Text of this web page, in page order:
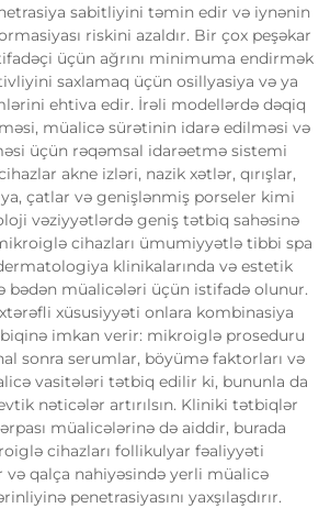
sabitliyini təmin edir və iynənin
riskini azaldır. Bir çox peşəkar
üçün ağrını minimuma endirmək
saxlamaq üçün osillyasiya və ya
ehtiva edir. İrəli modellərdə dəqiq
müalicə sürətinin idarə edilməsi və
üçün rəqəmsal idarəetmə sistemi
akne izləri, nazik xətlər, qırışlar,
çatlar və genişlənmiş porseler kimi
vəziyyətlərdə geniş tətbiq sahəsinə
cihazları ümumiyyətlə tibbi spa
klinikalarında və estetik
bədən müalicələri üçün istifadə olunur.
xüsusiyyəti onlara kombinasiya
imkan verir: mikroiglə proseduru
sonra serumlar, böyümə faktorları və
vasitələri tətbiq edilir ki, bununla da
nəticələr artırılsın. Kliniki tətbiqlər
müalicələrinə də aiddir, burada
cihazları follikulyar fəaliyyəti
və qalça nahiyəsində yerli müalicə
penetrasiyasını yaxşılaşdırır.